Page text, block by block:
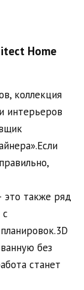
Home
коллекция
интерьеров
это также ряд
без
станет